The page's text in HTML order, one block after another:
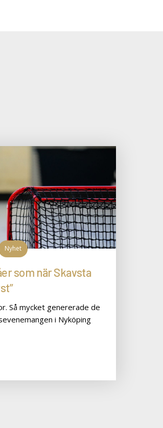
Nyhet
som när Skavsta
Så mycket genererade de
i Nyköping